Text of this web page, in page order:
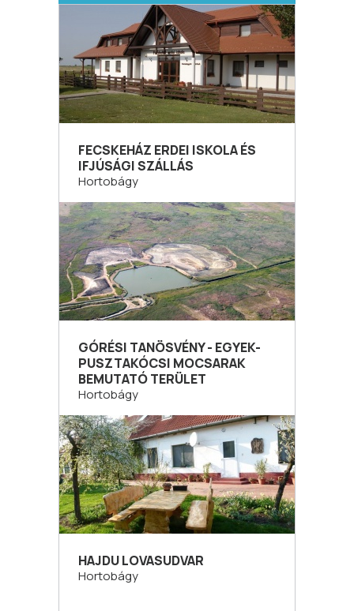
FECSKEHÁZ ERDEI ISKOLA ÉS
IFJÚSÁGI SZÁLLÁS
Hortobágy
GÓRÉSI TANÖSVÉNY - EGYEK-
PUSZTAKÓCSI MOCSARAK
BEMUTATÓ TERÜLET
Hortobágy
HAJDU LOVASUDVAR
Hortobágy